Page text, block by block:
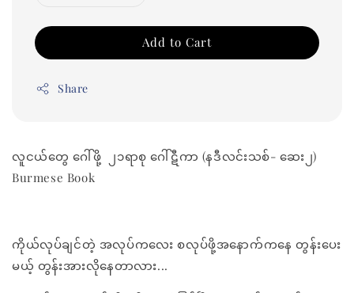
Add to Cart
Share
လူငယ်တွေ ဂေါ်ဖို့ ၂၁ရာစု ဂေါ်ဋီကာ (နဒီလင်းသစ်- ဆေး၂)
Burmese Book
ကိုယ်လုပ်ချင်တဲ့ အလုပ်ကလေး စလုပ်ဖို့အနောက်ကနေ တွန်းပေး
မယ့် တွန်းအားလိုနေတာလား...